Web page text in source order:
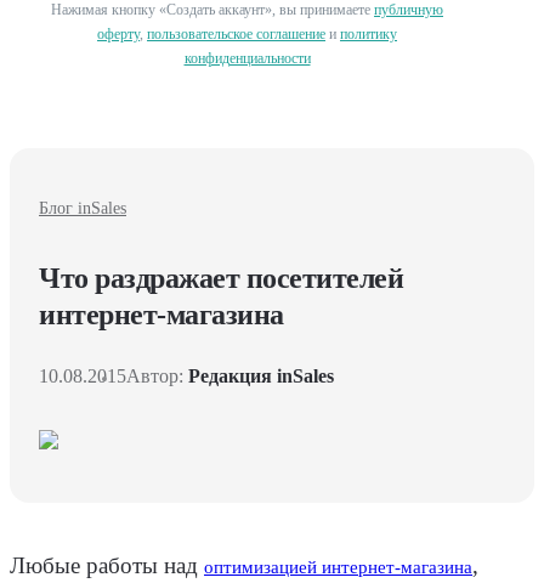
Нажимая кнопку «Создать аккаунт», вы принимаете публичную
оферту, пользовательское соглашение и политику
конфиденциальности
Блог inSales
Что раздражает посетителей
интернет-магазина
10.08.2015Автор: Редакция inSales
Любые работы над оптимизацией интернет-магазина,